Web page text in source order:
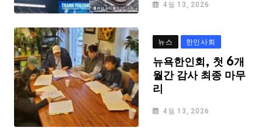
4월 13, 2026
뉴스 한인사회
뉴욕한인회, 첫 6개
월간 감사 최종 마무
리
4월 13, 2026